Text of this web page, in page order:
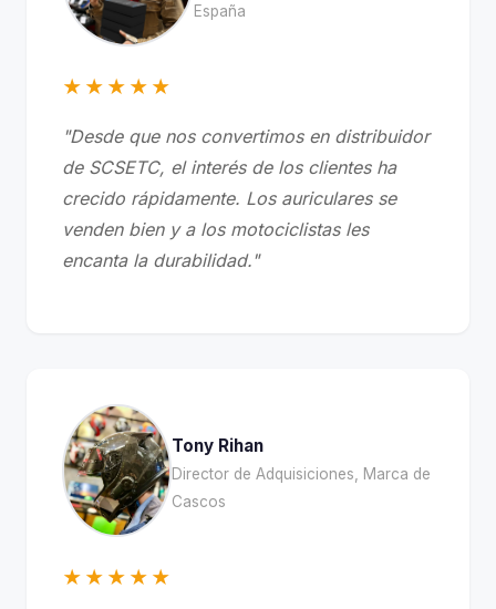
España
★★★★★
"Desde que nos convertimos en distribuidor
de SCSETC, el interés de los clientes ha
crecido rápidamente. Los auriculares se
venden bien y a los motociclistas les
encanta la durabilidad."
Tony Rihan
Director de Adquisiciones, Marca de
Cascos
★★★★★